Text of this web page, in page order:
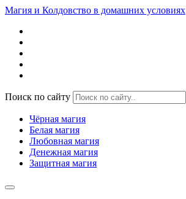
Магия и Колдовство в домашних условиях
Поиск по сайту
Чёрная магия
Белая магия
Любовная магия
Денежная магия
Защитная магия